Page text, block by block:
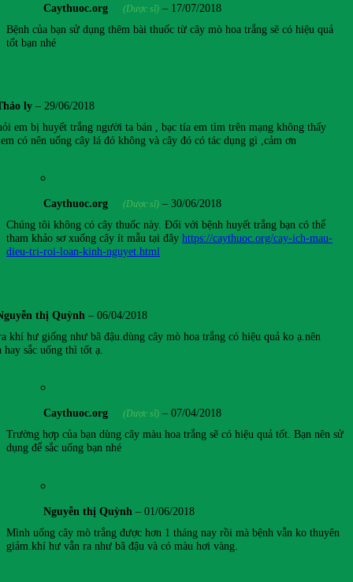
Caythuoc.org (Dược sĩ) – 17/07/2018
Bệnh của bạn sử dụng thêm bài thuốc từ cây mò hoa trắng sẽ có hiệu quả
tốt bạn nhé
ly – 29/06/2018
em bị huyết trắng người ta bán , bạc tía em tìm trên mạng không thấy
có nên uống cây lá đó không và cây đó có tác dụng gì ,cảm ơn
Caythuoc.org (Dược sĩ) – 30/06/2018
Chúng tôi không có cây thuốc này. Đối với bệnh huyết trắng bạn có thể
tham khảo sơ xuống cây ít mẫu tại đây https://caythuoc.org/cay-ich-mau-
dieu-tri-roi-loan-kinh-nguyet.html
thị Quỳnh – 06/04/2018
khí hư giống như bã đậu.dùng cây mò hoa trắng có hiệu quả ko ạ.nên
hay sắc uống thì tốt ạ.
Caythuoc.org (Dược sĩ) – 07/04/2018
Trường hợp của bạn dùng cây màu hoa trắng sẽ có hiệu quả tốt. Bạn nên sử
dụng để sắc uống bạn nhé
Nguyễn thị Quỳnh – 01/06/2018
Mình uống cây mò trắng được hơn 1 tháng nay rồi mà bệnh vẫn ko thuyên
giảm.khí hư vẫn ra như bã đậu và có màu hơi vàng.